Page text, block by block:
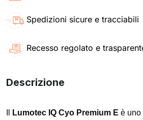
Spedizioni sicure e tracciabili
Recesso regolato e
Descrizione
Lumotec IQ Cyo Premium E è uno